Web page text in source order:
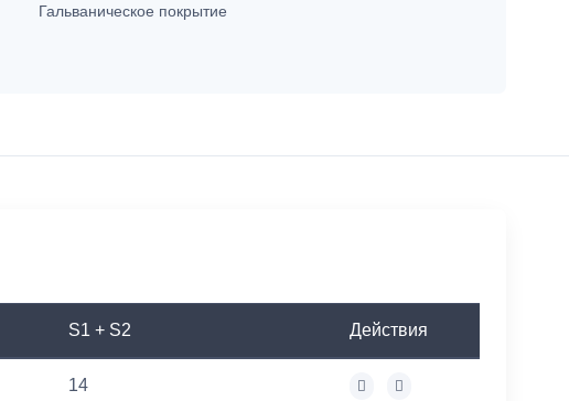
Гальваническое покрытие
S1 + S2 Действия
14